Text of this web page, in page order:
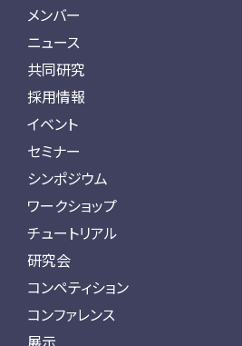
メンバー
ニュース
共同研究
採用情報
イベント
セミナー
シンポジウム
ワークショップ
チュートリアル
研究会
コンペティション
コンファレンス
展示